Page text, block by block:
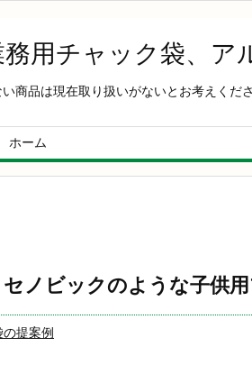
用チャック袋、ア
商品は現在取り扱いがないとお考えくだ
ホーム
セノビックのような子供
の提案例